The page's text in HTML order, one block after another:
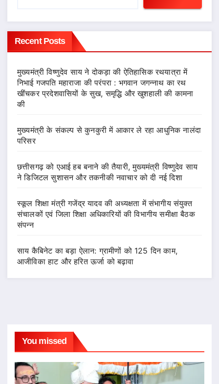
Recent Posts
मुख्यमंत्री विष्णुदेव साय ने दोकड़ा की ऐतिहासिक रथयात्रा में
निभाई गजपति महाराजा की परंपरा : भगवान जगन्नाथ का रथ
खींचकर प्रदेशवासियों के सुख, समृद्धि और खुशहाली की कामना
की
मुख्यमंत्री के संकल्प से कुनकुरी में आकार ले रहा आधुनिक नालंदा
परिसर
छत्तीसगढ़ को एआई हब बनाने की तैयारी, मुख्यमंत्री विष्णुदेव साय
ने डिजिटल सुशासन और तकनीकी नवाचार को दी नई दिशा
स्कूल शिक्षा मंत्री गजेंद्र यादव की अध्यक्षता में संभागीय संयुक्त
संचालकों एवं जिला शिक्षा अधिकारियों की विभागीय समीक्षा बैठक
संपन्न
साय कैबिनेट का बड़ा ऐलान: ग्रामीणों को 125 दिन काम,
आजीविका हाट और हरित ऊर्जा को बढ़ावा
You missed